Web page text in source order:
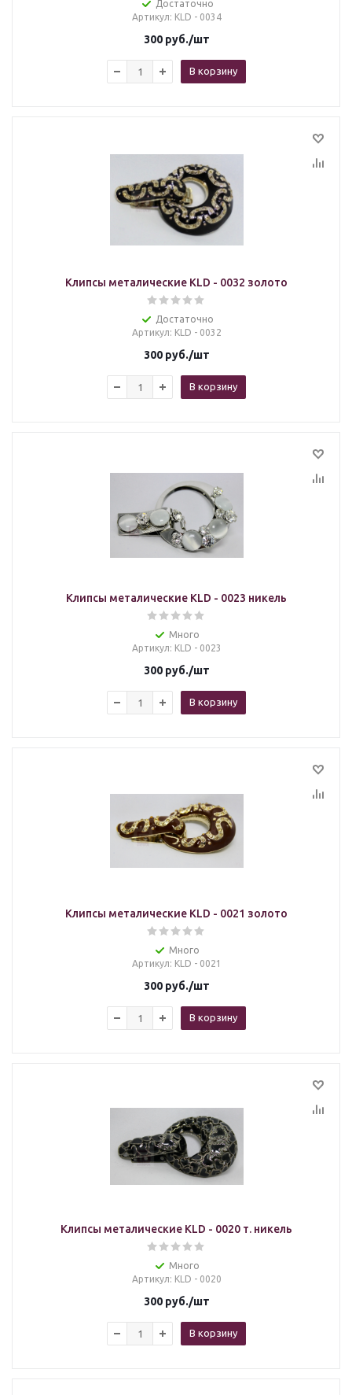
Достаточно
Артикул: KLD - 0034
300руб./шт
В корзину
Клипсы металические KLD - 0032 золото
Достаточно
Артикул: KLD - 0032
300руб./шт
В корзину
Клипсы металические KLD - 0023 никель
Много
Артикул: KLD - 0023
300руб./шт
В корзину
Клипсы металические KLD - 0021 золото
Много
Артикул: KLD - 0021
300руб./шт
В корзину
Клипсы металические KLD - 0020 т. никель
Много
Артикул: KLD - 0020
300руб./шт
В корзину